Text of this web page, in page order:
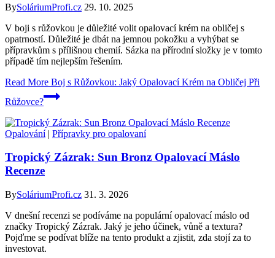
BySoláriumProfi.cz 29. 10. 2025
V boji s růžovkou je důležité volit opalovací krém na obličej s
opatrností. Důležité je dbát na jemnou pokožku a vyhýbat se
přípravkům s přílišnou chemií. Sázka na přírodní složky je v tomto
případě tím nejlepším řešením.
Read More Boj s Růžovkou: Jaký Opalovací Krém na Obličej Při
Růžovce?
Opalování| Přípravky pro opalovaní
Tropický Zázrak: Sun Bronz Opalovací Máslo
Recenze
BySoláriumProfi.cz 31. 3. 2026
V dnešní recenzi se podíváme na populární opalovací máslo od
značky Tropický Zázrak. Jaký je jeho účinek, vůně a textura?
Pojďme se podívat blíže na tento produkt a zjistit, zda stojí za to
investovat.